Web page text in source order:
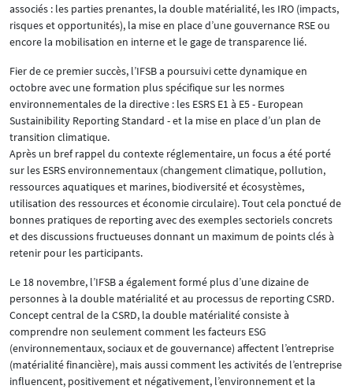
associés : les parties prenantes, la double matérialité, les IRO (impacts,
risques et opportunités), la mise en place d’une gouvernance RSE ou
encore la mobilisation en interne et le gage de transparence lié.
Fier de ce premier succès, l’IFSB a poursuivi cette dynamique en
octobre avec une formation plus spécifique sur les normes
environnementales de la directive : les ESRS E1 à E5 - European
Sustainibility Reporting Standard - et la mise en place d’un plan de
transition climatique.
Après un bref rappel du contexte réglementaire, un focus a été porté
sur les ESRS environnementaux (changement climatique, pollution,
ressources aquatiques et marines, biodiversité et écosystèmes,
utilisation des ressources et économie circulaire). Tout cela ponctué de
bonnes pratiques de reporting avec des exemples sectoriels concrets
et des discussions fructueuses donnant un maximum de points clés à
retenir pour les participants.
Le 18 novembre, l’IFSB a également formé plus d’une dizaine de
personnes à la double matérialité et au processus de reporting CSRD.
Concept central de la CSRD, la double matérialité consiste à
comprendre non seulement comment les facteurs ESG
(environnementaux, sociaux et de gouvernance) affectent l’entreprise
(matérialité financière), mais aussi comment les activités de l’entreprise
influencent, positivement et négativement, l’environnement et la